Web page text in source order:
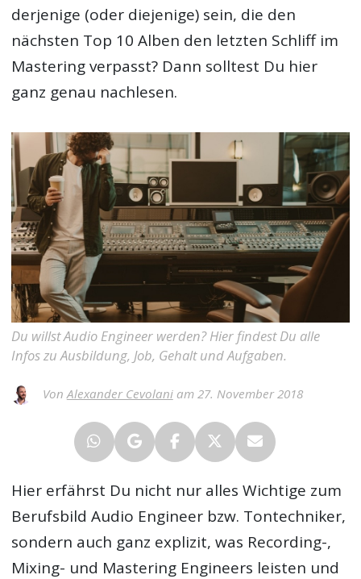
derjenige (oder diejenige) sein, die den
nächsten Top 10 Alben den letzten Schliff im
Mastering verpasst? Dann solltest Du hier
ganz genau nachlesen.
Du willst Audio Engineer werden? Hier findest Du alle
Infos zu Ausbildung, Job, Gehalt und Aufgaben.
Von Alexander Cevolaniam 27. November 2018
Hier erfährst Du nicht nur alles Wichtige zum
Berufsbild Audio Engineer bzw. Tontechniker,
sondern auch ganz explizit, was Recording-,
Mixing- und Mastering Engineers leisten und